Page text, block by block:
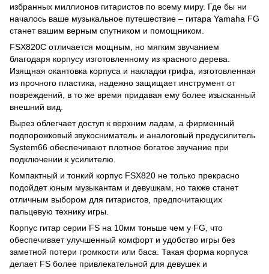
избранных миллионов гитаристов по всему миру. Где бы ни
началось ваше музыкальное путешествие – гитара Yamaha FG
станет вашим верным спутником и помощником.
FSX820C отличается мощным, но мягким звучанием
благодаря корпусу изготовленному из красного дерева.
Изящная окантовка корпуса и накладки грифа, изготовленная
из прочного пластика, надежно защищает инструмент от
повреждений, в то же время придавая ему более изысканный
внешний вид.
Вырез облегчает доступ к верхним ладам, а фирменный
подпорожковый звукосниматель и аналоговый предусилитель
System66 обеспечивают плотное богатое звучание при
подключении к усилителю.
Компактный и тонкий корпус FSX820 не только прекрасно
подойдет юным музыкантам и девушкам, но также станет
отличным выбором для гитаристов, предпочитающих
пальцевую технику игры.
Корпус гитар серии FS на 10мм тоньше чем у FG, что
обеспечивает улучшенный комфорт и удобство игры без
заметной потери громкости или баса. Такая форма корпуса
делает FS более привлекательной для девушек и